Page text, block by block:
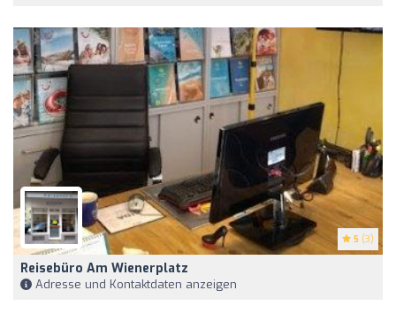
5 (3)
Reisebüro Am Wienerplatz
Adresse und Kontaktdaten anzeigen